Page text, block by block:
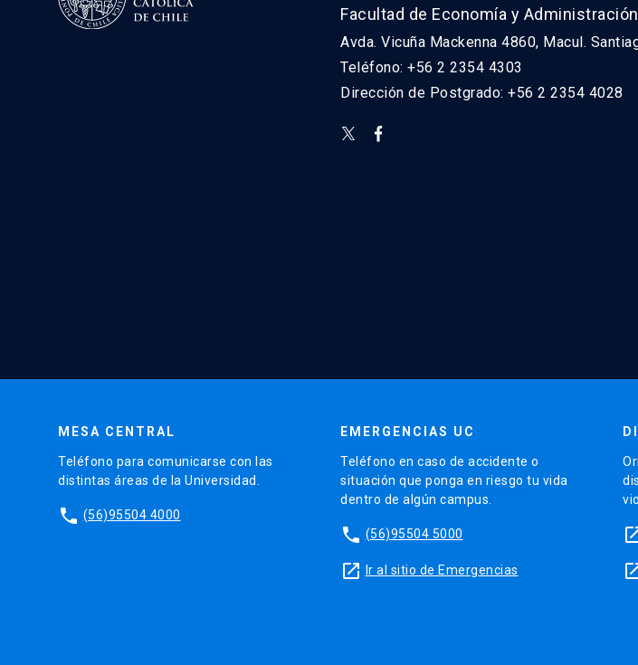
Facultad de Economía y
Avda. Vicuña Mackenna 4860, Macul.
Teléfono: +56 2 2354 4303
Dirección de Postgrado: +56 2 2354 4028
MESA CENTRAL
Teléfono para comunicarse con las
distintas áreas de la Universidad.
phone (56)95504 4000
EMERGENCIAS UC
Teléfono en caso de accidente o
situación que ponga en riesgo tu vida
dentro de algún campus.
phone (56)95504 5000
launch Ir al sitio de Emergencias